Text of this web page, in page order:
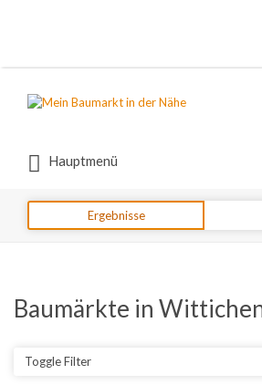
nach:
Hauptmenü
nach:
Ergebnisse
Baumärkte in
Toggle Filter